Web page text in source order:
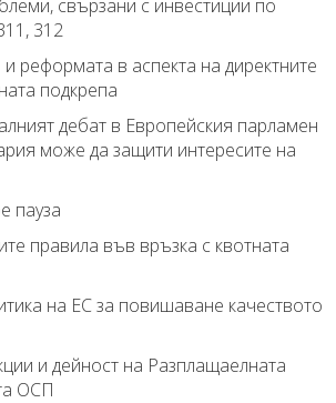
свързани с инвестиции по
312
реформата в аспекта на директните
подкрепа
дебат в Европейския парламен
може да защити интересите на
пауза
правила във връзка с квотната
на ЕС за повишаване качеството
и дейност на Разплащаелната
ОСП